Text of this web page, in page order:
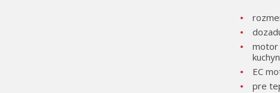
motor
EC
pre